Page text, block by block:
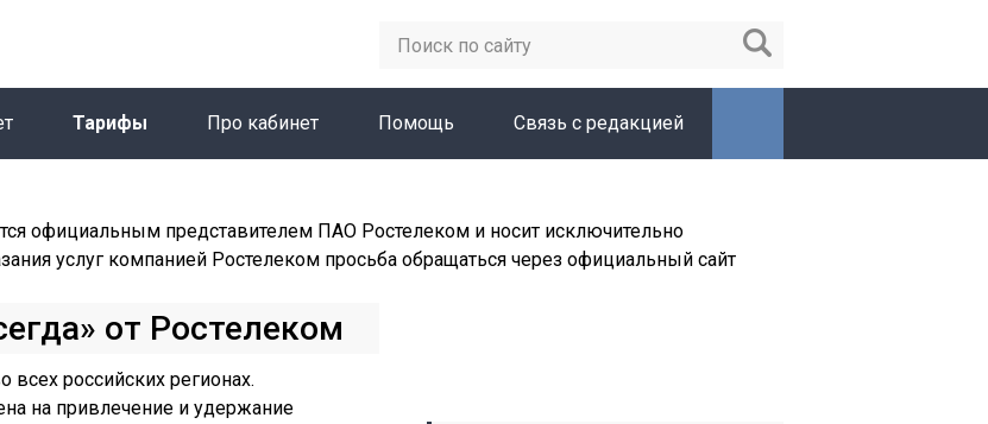
Тарифы Про кабинет Помощь Связь с редакцией
официальным представителем ПАО Ростелеком и носит исключительно
услуг компанией Ростелеком просьба обращаться через официальный сайт
от Ростелеком
всех российских регионах.
на привлечение и удержание